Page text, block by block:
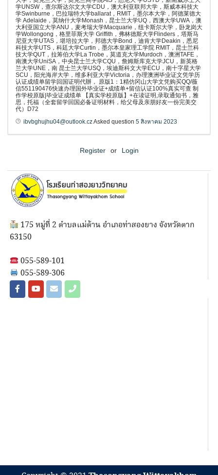
学UNSW，查尔斯达尔文大学CDU，澳大利亚联邦大学，斯威本科技大
学Swinburne，巴拉瑞特大学ballarat，RMIT，墨尔本大学，阿德莱德大
学 Adelaide，莫纳什大学Monash，昆士兰大学UQ，西澳大学UWA，澳
大利亚国立大学ANU，麦考瑞大学Macquarie，纽卡斯尔大学，卧龙岗大
学Wollongong，格里菲斯大学 Griffith，弗林德斯大学Flinders，塔斯马
尼亚大学UTAS，堪培拉大学，邦德大学Bond，迪肯大学Deakin，悉尼
科技大学UTS，科廷大学Curtin，墨尔本皇家理工学院 RMIT，昆士兰科
技大学QUT，拉筹伯大学La Trobe，莫道克大学Murdoch，澳洲TAFE，
南澳大学UniSA，中央昆士兰大学CQU，詹姆斯库克大学JCU，新英格
兰大学UNE，南 昆士兰大学USQ，埃迪斯科文大学ECU，南十字星大学
SCU，阳光海岸大学，维多利亚大学Victoria，办理澳洲毕业证文凭学历
认证成绩单留学回国证明代辦， 原版1：1精仿冈山大学文凭购买QQ/薇
信551190476快速办理国外毕业证+成绩单+留信认证100%真实可查 制
作学校原版|毕业证成绩单 【真实学校原版】+在读证明,录取通知书，雅
思，托福（全套留学回国必备证明材料，给父母及亲朋好友一份完美交
代）D72
ibvbghujhu04@outlook.czAsked question 5 สิงหาคม 2023
Register or Login
175 หมู่ที่ 2 ตำบลแม่ต้าน อำเภอท่าสองยาง จังหวัดตาก
63150
055-589-101
055-589-306